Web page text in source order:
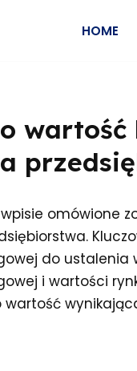
HOME
omówione
do ustalenia
i wartości
wartość